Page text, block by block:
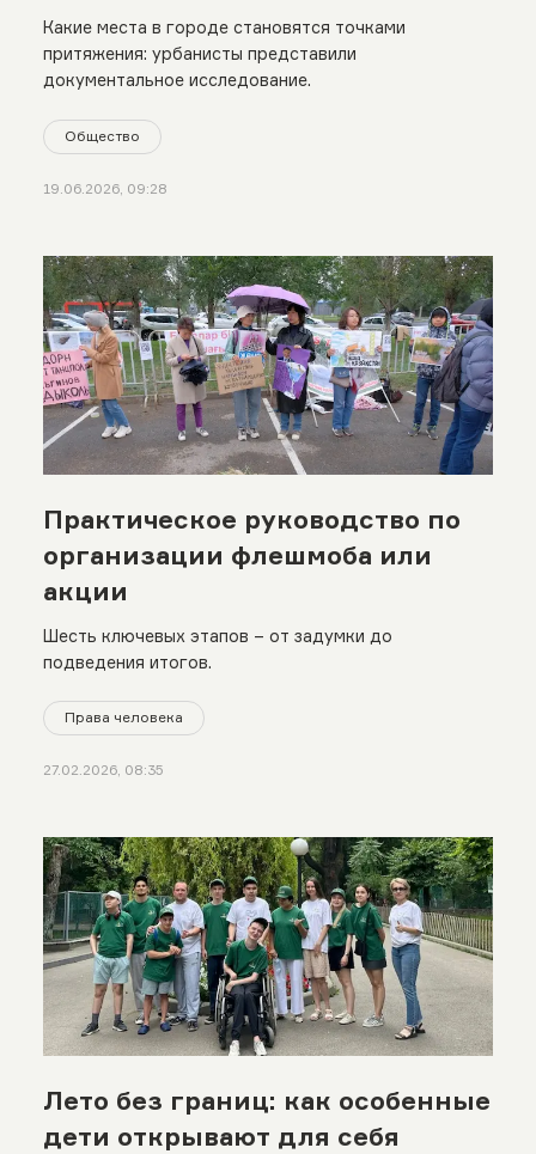
Какие места в городе становятся точками
притяжения: урбанисты представили
документальное исследование.
Общество
19.06.2026, 09:28
Практическое руководство по
организации флешмоба или
акции
Шесть ключевых этапов – от задумки до
подведения итогов.
Права человека
27.02.2026, 08:35
Лето без границ: как особенные
дети открывают для себя